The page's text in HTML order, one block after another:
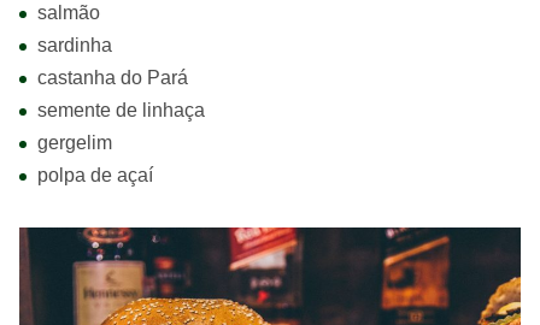
salmão
sardinha
castanha do Pará
semente de linhaça
gergelim
polpa de açaí